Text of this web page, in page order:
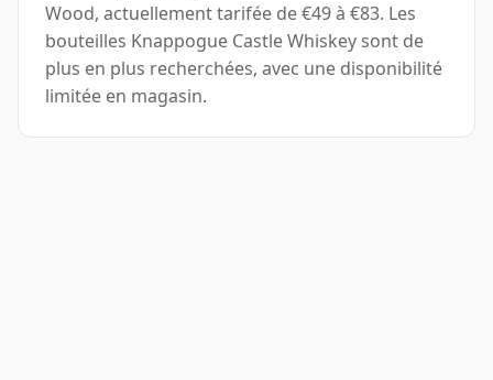
Wood, actuellement tarifée de €49 à €83. Les
bouteilles Knappogue Castle Whiskey sont de
plus en plus recherchées, avec une disponibilité
limitée en magasin.